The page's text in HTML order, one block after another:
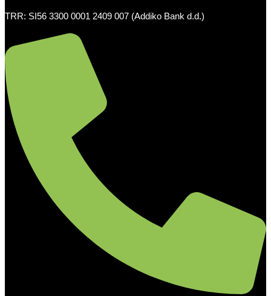
TRR: SI56 3300 0001 2409 007 (Addiko Bank d.d.)